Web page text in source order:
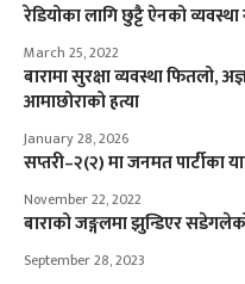
रेडियोका लागि छुट्टै ऐनको व्यवस्था
March 25, 2022
बारामा सुरक्षा व्यवस्था फितलो,
आमाछोराको हत्या
January 28, 2026
सप्तरी–२(२) मा जनमत पार्टीका
November 22, 2022
बाराको जङ्गलमा झुन्डिएर
September 28, 2023